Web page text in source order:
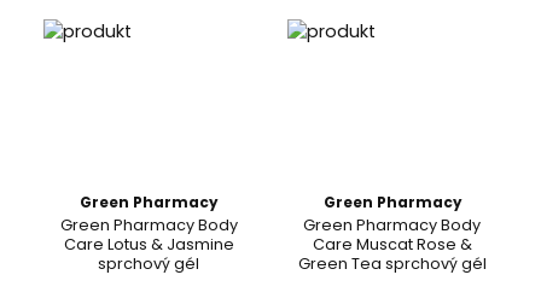
Green Pharmacy
Green Pharmacy Body
Care Lotus & Jasmine
sprchový gél
Green Pharmacy
Green Pharmacy Body
Care Muscat Rose &
Green Tea sprchový gél